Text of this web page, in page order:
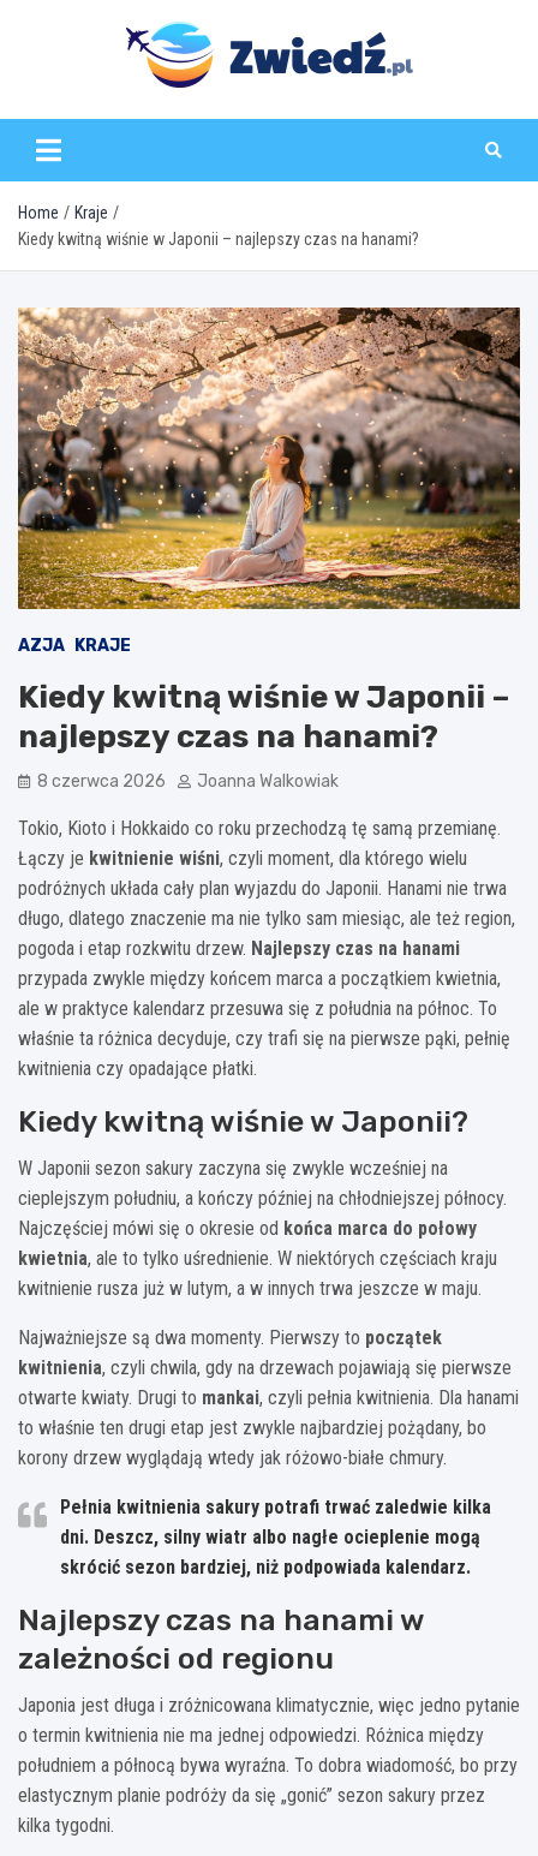
zwiedz.pl
Home
Kraje
Kiedy kwitną wiśnie w Japonii – najlepszy czas na hanami?
AZJA KRAJE
Kiedy kwitną wiśnie w Japonii –
najlepszy czas na hanami?
8 czerwca 2026 Joanna Walkowiak
Tokio, Kioto i Hokkaido co roku przechodzą tę samą przemianę.
Łączy je kwitnienie wiśni, czyli moment, dla którego wielu
podróżnych układa cały plan wyjazdu do Japonii. Hanami nie trwa
długo, dlatego znaczenie ma nie tylko sam miesiąc, ale też region,
pogoda i etap rozkwitu drzew. Najlepszy czas na hanami
przypada zwykle między końcem marca a początkiem kwietnia,
ale w praktyce kalendarz przesuwa się z południa na północ. To
właśnie ta różnica decyduje, czy trafi się na pierwsze pąki, pełnię
kwitnienia czy opadające płatki.
Kiedy kwitną wiśnie w Japonii?
W Japonii sezon sakury zaczyna się zwykle wcześniej na
cieplejszym południu, a kończy później na chłodniejszej północy.
Najczęściej mówi się o okresie od końca marca do połowy
kwietnia, ale to tylko uśrednienie. W niektórych częściach kraju
kwitnienie rusza już w lutym, a w innych trwa jeszcze w maju.
Najważniejsze są dwa momenty. Pierwszy to początek
kwitnienia, czyli chwila, gdy na drzewach pojawiają się pierwsze
otwarte kwiaty. Drugi to mankai, czyli pełnia kwitnienia. Dla hanami
to właśnie ten drugi etap jest zwykle najbardziej pożądany, bo
korony drzew wyglądają wtedy jak różowo-białe chmury.
Pełnia kwitnienia sakury potrafi trwać zaledwie kilka
dni. Deszcz, silny wiatr albo nagłe ocieplenie mogą
skrócić sezon bardziej, niż podpowiada kalendarz.
Najlepszy czas na hanami w
zależności od regionu
Japonia jest długa i zróżnicowana klimatycznie, więc jedno pytanie
o termin kwitnienia nie ma jednej odpowiedzi. Różnica między
południem a północą bywa wyraźna. To dobra wiadomość, bo przy
elastycznym planie podróży da się „gonić” sezon sakury przez
kilka tygodni.